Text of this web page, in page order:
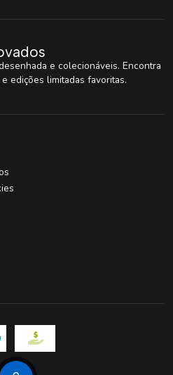
e colecionáveis. Encontra
edições limitadas favoritas.